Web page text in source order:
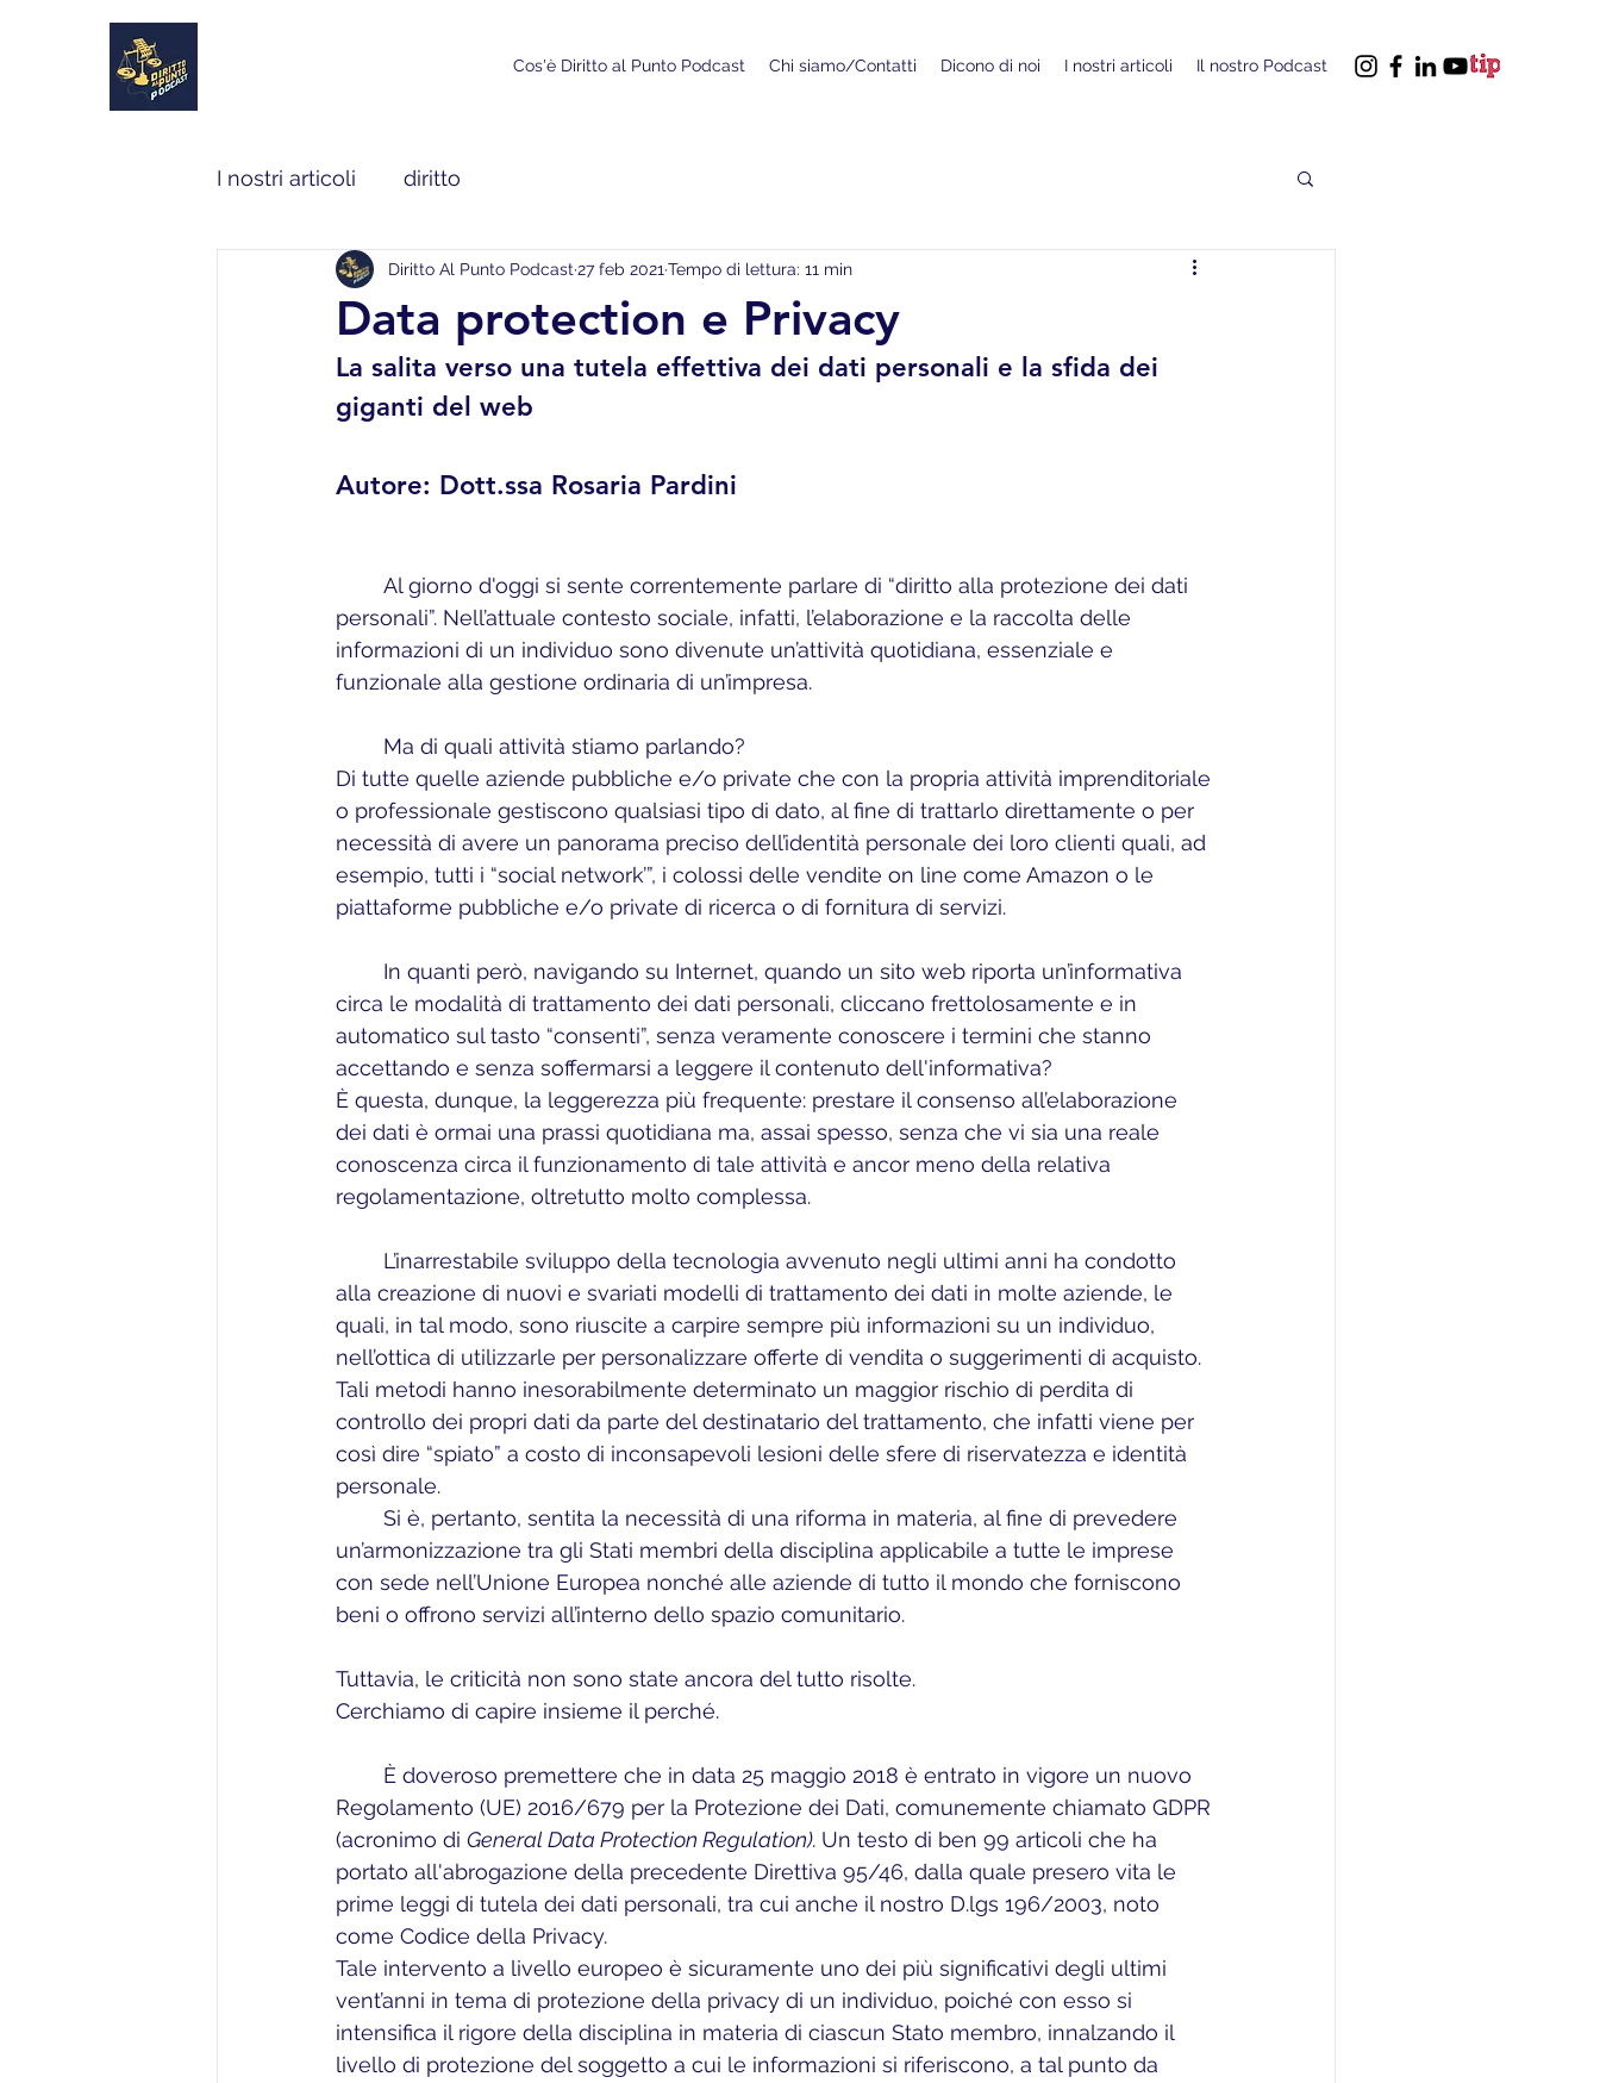
Cos'è Diritto al Punto Podcast Chi siamo/Contatti Dicono di noi I nostri articoli Il nostro Podcast
I nostri articoli diritto
Data protection e Privacy
Diritto Al Punto Podcast 27 feb 2021 Tempo di lettura: 11 min
La salita verso una tutela effettiva dei dati personali e la sfida dei
giganti del web
Autore: Dott.ssa Rosaria Pardini
personali”. Nell’attuale contesto sociale, infatti, l’elaborazione e la raccolta delle
informazioni di un individuo sono divenute un’attività quotidiana, essenziale e
funzionale alla gestione ordinaria di un’impresa.
	Ma di quali attività stiamo parlando?
Di tutte quelle aziende pubbliche e/o private che con la propria attività imprenditoriale
o professionale gestiscono qualsiasi tipo di dato, al fine di trattarlo direttamente o per
necessità di avere un panorama preciso dell’identità personale dei loro clienti quali, ad
esempio, tutti i “social network’”, i colossi delle vendite on line come Amazon o le
piattaforme pubbliche e/o private di ricerca o di fornitura di servizi.
circa le modalità di trattamento dei dati personali, cliccano frettolosamente e in
automatico sul tasto “consenti”, senza veramente conoscere i termini che stanno
accettando e senza soffermarsi a leggere il contenuto dell'informativa?
È questa, dunque, la leggerezza più frequente: prestare il consenso all’elaborazione
dei dati è ormai una prassi quotidiana ma, assai spesso, senza che vi sia una reale
conoscenza circa il funzionamento di tale attività e ancor meno della relativa
regolamentazione, oltretutto molto complessa.
alla creazione di nuovi e svariati modelli di trattamento dei dati in molte aziende, le
quali, in tal modo, sono riuscite a carpire sempre più informazioni su un individuo,
nell’ottica di utilizzarle per personalizzare offerte di vendita o suggerimenti di acquisto.
Tali metodi hanno inesorabilmente determinato un maggior rischio di perdita di
controllo dei propri dati da parte del destinatario del trattamento, che infatti viene per
così dire “spiato” a costo di inconsapevoli lesioni delle sfere di riservatezza e identità
personale.
un’armonizzazione tra gli Stati membri della disciplina applicabile a tutte le imprese
con sede nell’Unione Europea nonché alle aziende di tutto il mondo che forniscono
beni o offrono servizi all’interno dello spazio comunitario.
Tuttavia, le criticità non sono state ancora del tutto risolte.
Cerchiamo di capire insieme il perché.
Regolamento (UE) 2016/679 per la Protezione dei Dati, comunemente chiamato GDPR
(acronimo di General Data Protection Regulation). Un testo di ben 99 articoli che ha
portato all'abrogazione della precedente Direttiva 95/46, dalla quale presero vita le
prime leggi di tutela dei dati personali, tra cui anche il nostro D.lgs 196/2003, noto
come Codice della Privacy.
Tale intervento a livello europeo è sicuramente uno dei più significativi degli ultimi
vent’anni in tema di protezione della privacy di un individuo, poiché con esso si
intensifica il rigore della disciplina in materia di ciascun Stato membro, innalzando il
livello di protezione del soggetto a cui le informazioni si riferiscono, a tal punto da